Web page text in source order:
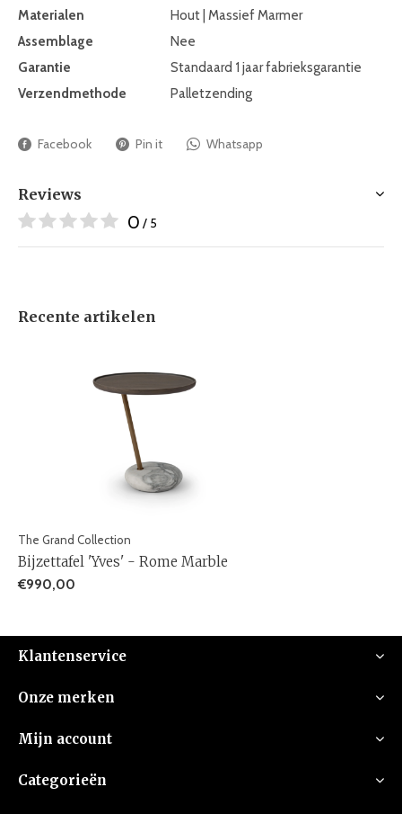
Materialen
Hout | Massief Marmer
Assemblage
Nee
Garantie
Standaard 1 jaar fabrieksgarantie
Verzendmethode
Palletzending
Facebook Pin it Whatsapp
Reviews
0 / 5
Recente artikelen
The Grand Collection
Bijzettafel 'Yves' - Rome Marble
€990,00
Klantenservice
Onze merken
Mijn account
Categorieën